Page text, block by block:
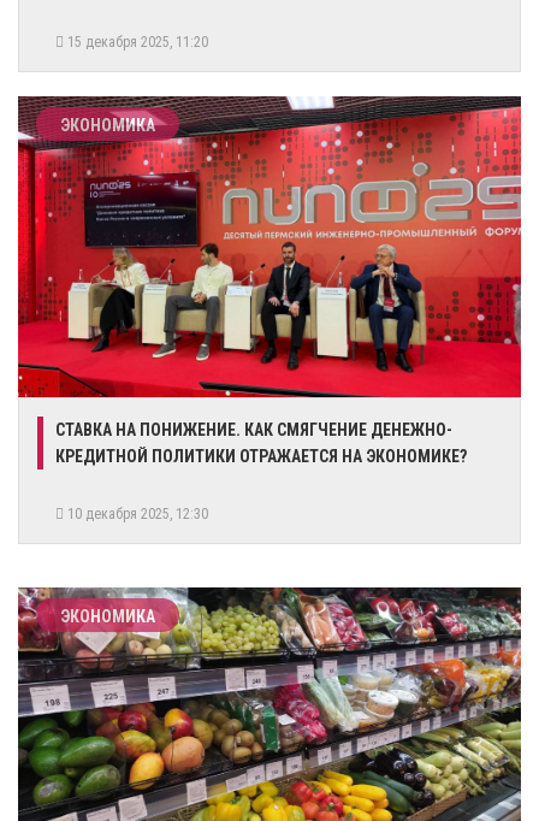
15 декабря 2025, 11:20
ЭКОНОМИКА
СТАВКА НА ПОНИЖЕНИЕ. КАК СМЯГЧЕНИЕ ДЕНЕЖНО-
КРЕДИТНОЙ ПОЛИТИКИ ОТРАЖАЕТСЯ НА ЭКОНОМИКЕ?
10 декабря 2025, 12:30
ЭКОНОМИКА